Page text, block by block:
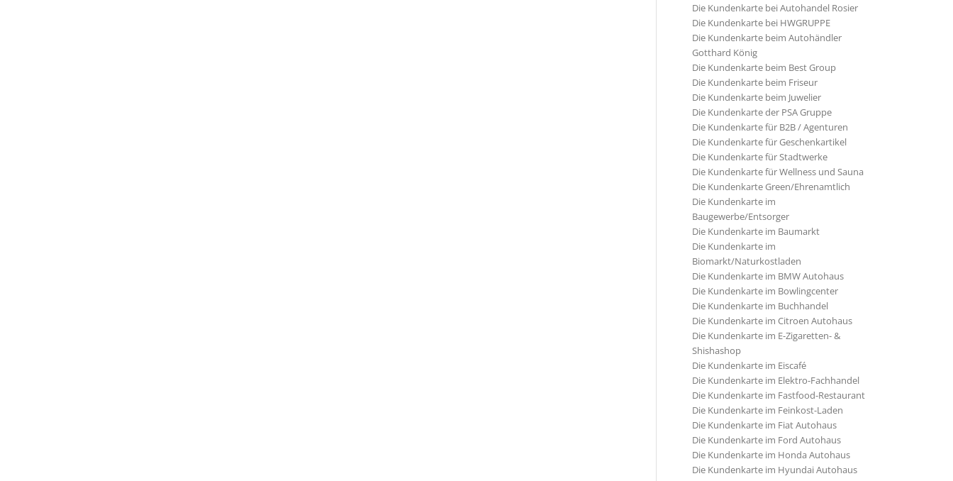
Die Kundenkarte bei Autohandel Rosier
Die Kundenkarte bei HWGRUPPE
Die Kundenkarte beim Autohändler
Gotthard König
Die Kundenkarte beim Best Group
Die Kundenkarte beim Friseur
Die Kundenkarte beim Juwelier
Die Kundenkarte der PSA Gruppe
Die Kundenkarte für B2B / Agenturen
Die Kundenkarte für Geschenkartikel
Die Kundenkarte für Stadtwerke
Die Kundenkarte für Wellness und Sauna
Die Kundenkarte Green/Ehrenamtlich
Die Kundenkarte im
Baugewerbe/Entsorger
Die Kundenkarte im Baumarkt
Die Kundenkarte im
Biomarkt/Naturkostladen
Die Kundenkarte im BMW Autohaus
Die Kundenkarte im Bowlingcenter
Die Kundenkarte im Buchhandel
Die Kundenkarte im Citroen Autohaus
Die Kundenkarte im E-Zigaretten- &
Shishashop
Die Kundenkarte im Eiscafé
Die Kundenkarte im Elektro-Fachhandel
Die Kundenkarte im Fastfood-Restaurant
Die Kundenkarte im Feinkost-Laden
Die Kundenkarte im Fiat Autohaus
Die Kundenkarte im Ford Autohaus
Die Kundenkarte im Honda Autohaus
Die Kundenkarte im Hyundai Autohaus